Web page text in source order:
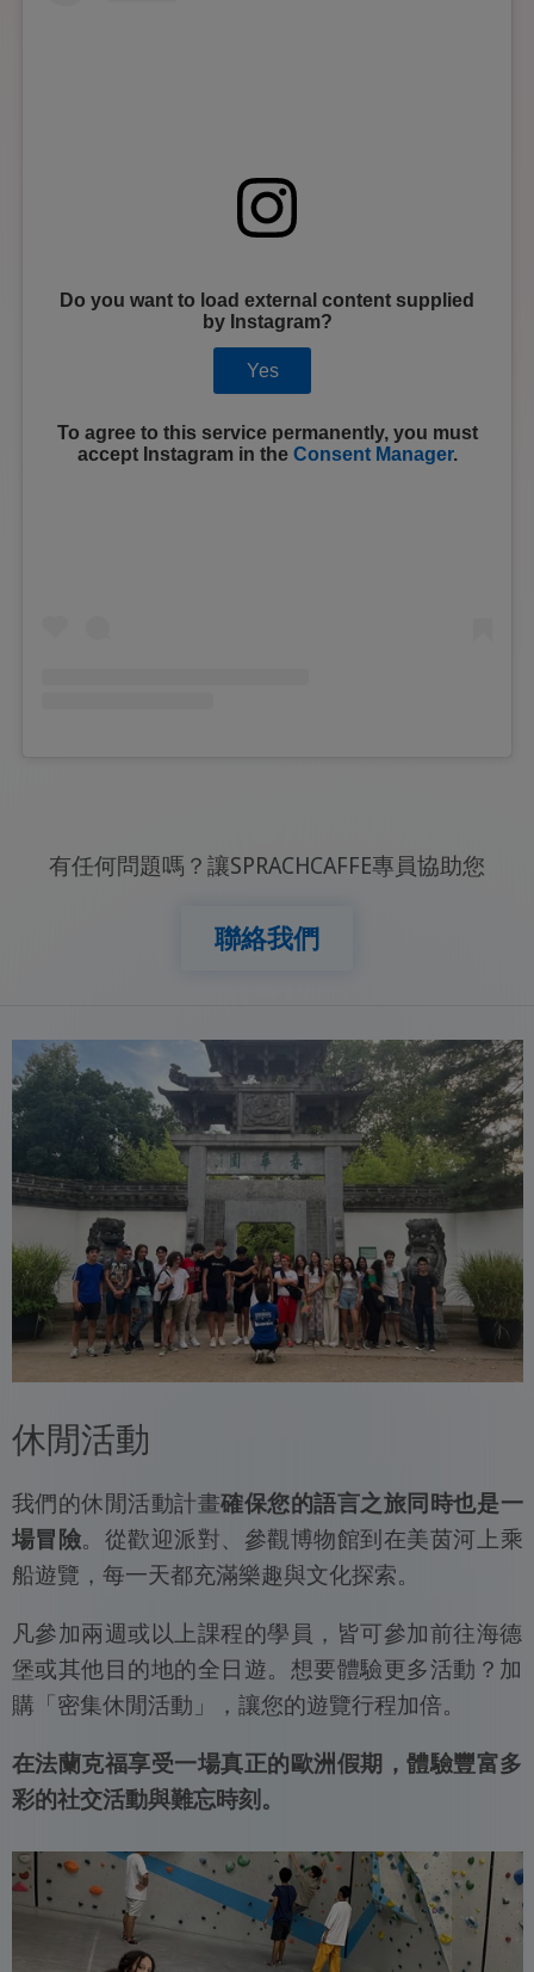
Do you want to load external content supplied
by Instagram?
Yes
To agree to this service permanently, you must
accept Instagramin the Consent Manager.
有任何問題嗎？讓SPRACHCAFFE專員協助您
聯絡我們
休閒活動
我們的休閒活動計畫確保您的語言之旅同時也是一
場冒險。從歡迎派對、參觀博物館到在美茵河上乘
船遊覽，每一天都充滿樂趣與文化探索。
凡參加兩週或以上課程的學員，皆可參加前往海德
堡或其他目的地的全日遊。想要體驗更多活動？加
購「密集休閒活動」，讓您的遊覽行程加倍。
在法蘭克福享受一場真正的歐洲假期，體驗豐富多
彩的社交活動與難忘時刻。